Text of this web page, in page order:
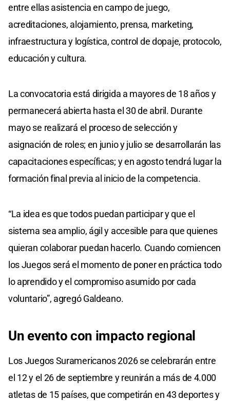
entre ellas asistencia en campo de juego,
acreditaciones, alojamiento, prensa, marketing,
infraestructura y logística, control de dopaje, protocolo,
educación y cultura.
La convocatoria está dirigida a mayores de 18 años y
permanecerá abierta hasta el 30 de abril. Durante
mayo se realizará el proceso de selección y
asignación de roles; en junio y julio se desarrollarán las
capacitaciones específicas; y en agosto tendrá lugar la
formación final previa al inicio de la competencia.
“La idea es que todos puedan participar y que el
sistema sea amplio, ágil y accesible para que quienes
quieran colaborar puedan hacerlo. Cuando comiencen
los Juegos será el momento de poner en práctica todo
lo aprendido y el compromiso asumido por cada
voluntario”, agregó Galdeano.
Un evento con impacto regional
Los Juegos Suramericanos 2026 se celebrarán entre
el 12 y el 26 de septiembre y reunirán a más de 4.000
atletas de 15 países, que competirán en 43 deportes y